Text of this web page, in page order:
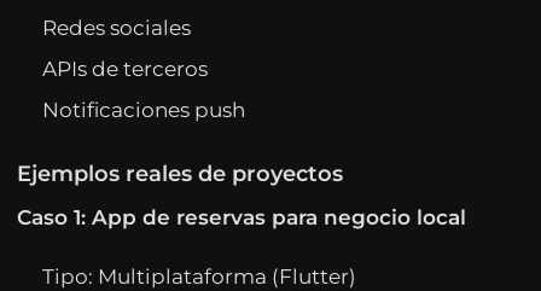
Redes sociales
APIs de terceros
Notificaciones push
Ejemplos reales de proyectos
Caso 1: App de reservas para negocio local
Tipo: Multiplataforma (Flutter)